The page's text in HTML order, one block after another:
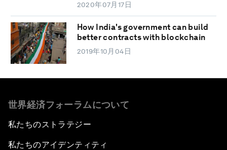
2020年07月17日
How India's government can build
better contracts with blockchain
2019年10月04日
世界経済フォーラムについて
私たちのストラテジー
私たちのアイデンティティ